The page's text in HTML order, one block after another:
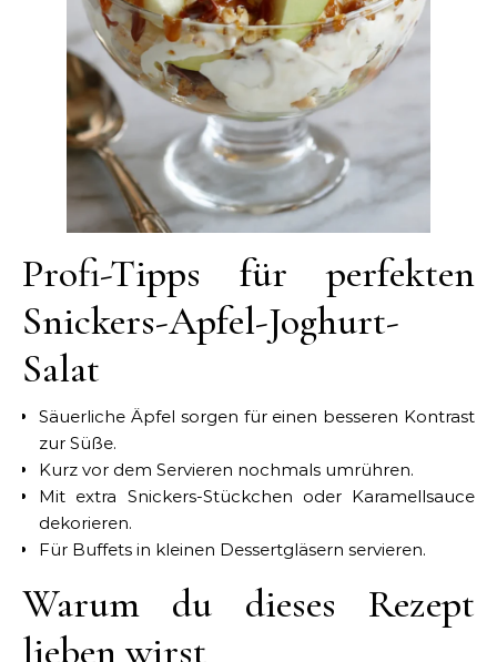
Profi-Tipps für perfekten
Snickers-Apfel-Joghurt-
Salat
Säuerliche Äpfel sorgen für einen besseren Kontrast
zur Süße.
Kurz vor dem Servieren nochmals umrühren.
Mit extra Snickers-Stückchen oder Karamellsauce
dekorieren.
Für Buffets in kleinen Dessertgläsern servieren.
Warum du dieses Rezept
lieben wirst